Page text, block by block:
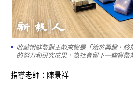
收藏朝鮮幣對王彪來說是「始於興趣、終
的努力和研究成果，為社會留下一些貨幣
指導老師：陳景祥